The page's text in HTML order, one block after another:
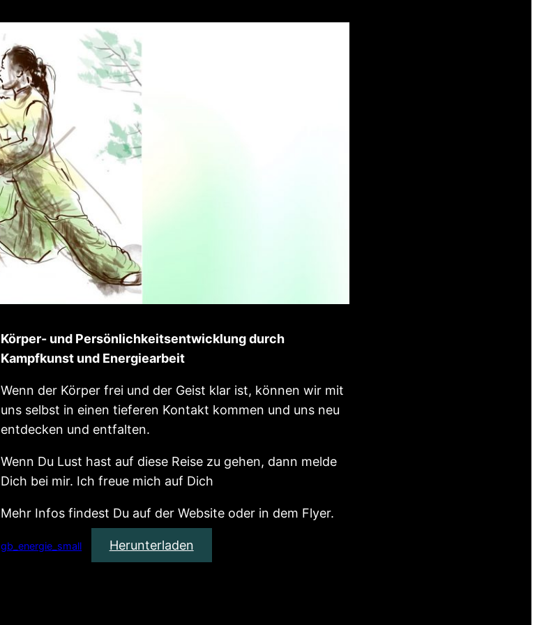
Körper- und Persönlichkeitsentwicklung durch
Kampfkunst und Energiearbeit
Wenn der Körper frei und der Geist klar ist, können wir mit
uns selbst in einen tieferen Kontakt kommen und uns neu
entdecken und entfalten.
Wenn Du Lust hast auf diese Reise zu gehen, dann melde
Dich bei mir. Ich freue mich auf Dich
Mehr Infos findest Du auf der Website oder in dem Flyer.
gb_energie_small Herunterladen